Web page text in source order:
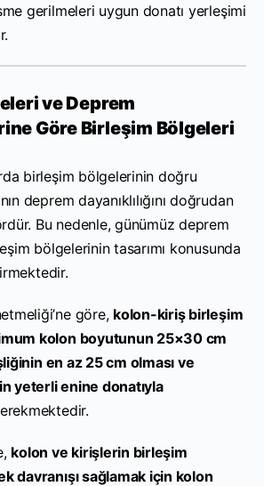
gerilmeleri uygun donatı yerleşimi
ve Deprem
Göre Birleşim Bölgeleri
birleşim bölgelerinin doğru
deprem dayanıklılığını doğrudan
Bu nedenle, günümüz deprem
bölgelerinin tasarımı konusunda
göre, kolon-kiriş birleşim
kolon boyutunun 25×30 cm
en az 25 cm olması ve
yeterli enine donatıyla
kolon ve kirişlerin birleşim
davranışı sağlamak için kolon